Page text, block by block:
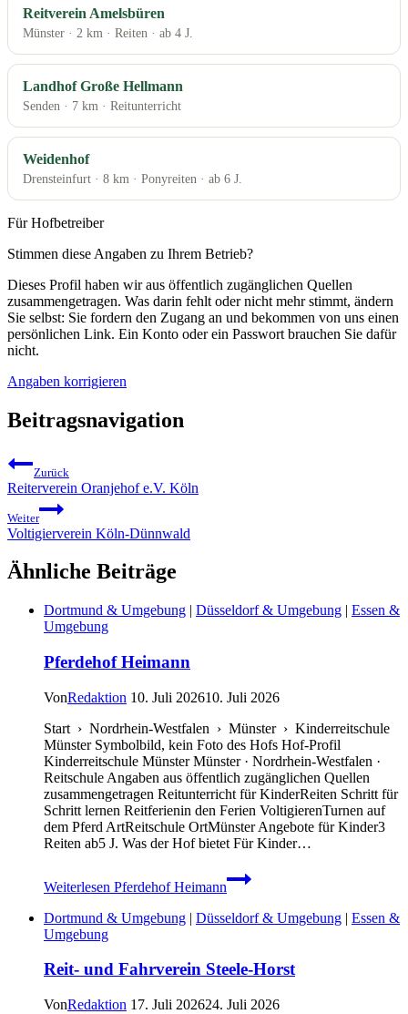
Reitverein Amelsbüren
Münster · 2 km · Reiten · ab 4 J.
Landhof Große Hellmann
Senden · 7 km · Reitunterricht
Weidenhof
Drensteinfurt · 8 km · Ponyreiten · ab 6 J.
Für Hofbetreiber
Stimmen diese Angaben zu Ihrem Betrieb?
Dieses Profil haben wir aus öffentlich zugänglichen Quellen
zusammengetragen. Was darin fehlt oder nicht mehr stimmt, ändern
Sie selbst: Sie fordern den Zugang an und bekommen von uns einen
persönlichen Link. Ein Konto oder ein Passwort brauchen Sie dafür
nicht.
Angaben korrigieren
Beitragsnavigation
Zurück
Reiterverein Oranjehof e.V. Köln
Weiter
Voltigierverein Köln-Dünnwald
Ähnliche Beiträge
Dortmund & Umgebung | Düsseldorf & Umgebung | Essen &
Umgebung
Pferdehof Heimann
VonRedaktion 10. Juli 202610. Juli 2026
Start › Nordrhein-Westfalen › Münster › Kinderreitschule
Münster Symbolbild, kein Foto des Hofs Hof-Profil
Kinderreitschule Münster Münster · Nordrhein-Westfalen ·
Reitschule Angaben aus öffentlich zugänglichen Quellen
zusammengetragen Reitunterricht für KinderReiten Schritt für
Schritt lernen Reitferienin den Ferien VoltigierenTurnen auf
dem Pferd ArtReitschule OrtMünster Angebote für Kinder3
Reiten ab5 J. Was der Hof bietet Für Kinder…
Weiterlesen Pferdehof Heimann
Dortmund & Umgebung | Düsseldorf & Umgebung | Essen &
Umgebung
Reit- und Fahrverein Steele-Horst
VonRedaktion 17. Juli 202624. Juli 2026